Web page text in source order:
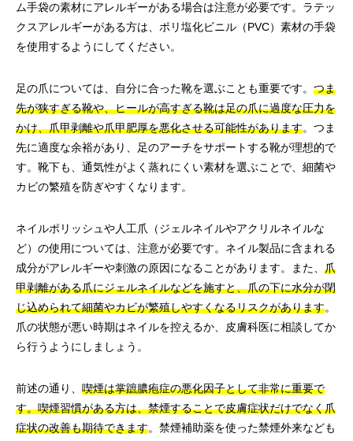
ム手袋の素材にアレルギーがある場合は注意が必要です。ラテッ
クスアレルギーがある方は、ポリ塩化ビニル（PVC）素材の手袋
を使用するようにしてください。
足の爪については、自分に合った靴を選ぶことも重要です。 つま
先が狭すぎる靴や、ヒールが高すぎる靴は足の爪に過度な圧力を
かけ、爪甲剥離や爪甲肥厚を悪化させる可能性があります。つま
先に適度な余裕があり、足のアーチをサポートする靴が理想的で
す。靴下も、通気性がよく蒸れにくい素材を選ぶことで、細菌や
カビの繁殖を防ぎやすくなります。
ネイルポリッシュや人工爪（ジェルネイルやアクリルネイルな
ど）の使用については、注意が必要です。ネイル製品に含まれる
成分がアレルギーや刺激の原因になることがあります。また、 爪
甲剥離がある爪にジェルネイルなどを施すと、爪の下に水分が閉
じ込められて細菌やカビが繁殖しやすくなるリスクがあります。
爪の状態が悪い時期はネイルを控えるか、皮膚科医に相談してか
ら行うようにしましょう。
前述の通り、 喫煙は掌蹠膿疱症の悪化因子として非常に重要で
す。喫煙習慣がある方は、禁煙することで皮膚症状だけでなく爪
症状の改善も期待できます。禁煙補助薬を使った禁煙外来なども